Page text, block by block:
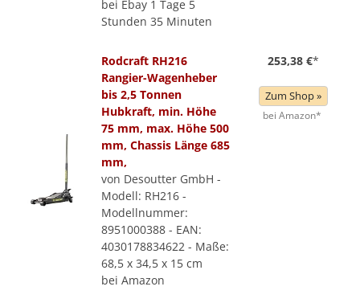
bei Ebay 1 Tage 5
Stunden 35 Minuten
Rodcraft RH216
Rangier-Wagenheber
bis 2,5 Tonnen
Hubkraft, min. Höhe
75 mm, max. Höhe 500
mm, Chassis Länge 685
mm,
von Desoutter GmbH -
Modell: RH216 -
Modellnummer:
8951000388 - EAN:
4030178834622 - Maße:
68,5 x 34,5 x 15 cm
bei Amazon
253,38 €*
Zum Shop »
bei Amazon*